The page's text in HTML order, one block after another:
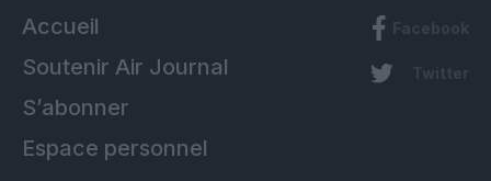
Accueil
Soutenir Air Journal
S’abonner
Espace personnel